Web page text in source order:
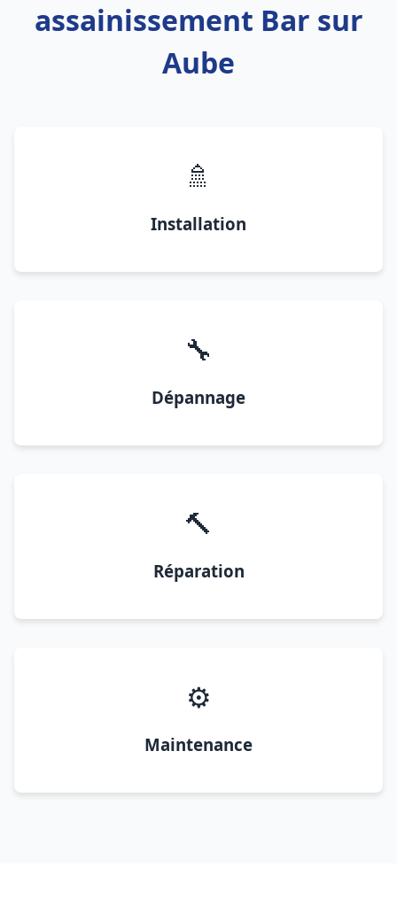
assainissement Bar sur
Aube
🚿
Installation
🔧
Dépannage
🔨
Réparation
⚙️
Maintenance